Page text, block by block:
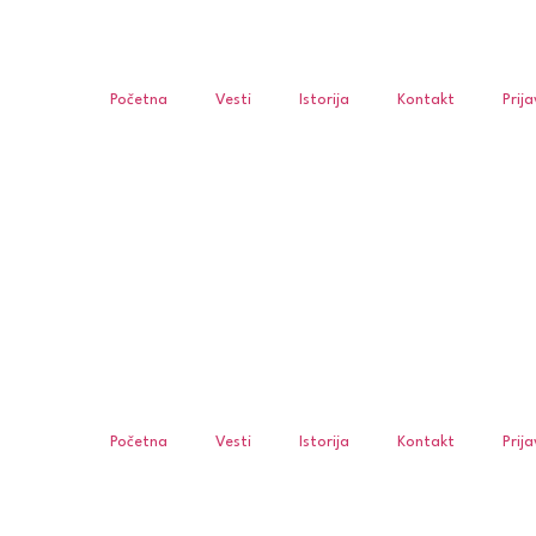
Početna Vesti Istorija Kontakt
Početna Vesti Istorija Kontakt